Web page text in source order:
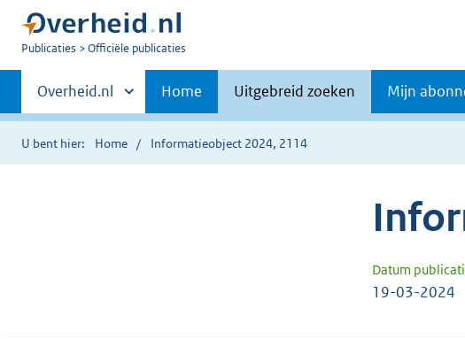
U
Publicaties Officiële publicaties
Primaire
navigatie
Andere
sites
binnen
Overheid.nl Home Uitgebreid zoeken Mijn
U bent hier: Home Informatieobject 2024, 2114
Datum
19-03-2024